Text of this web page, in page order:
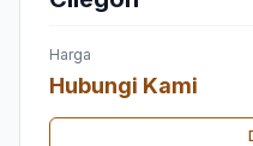
Harga
Hubungi Kami